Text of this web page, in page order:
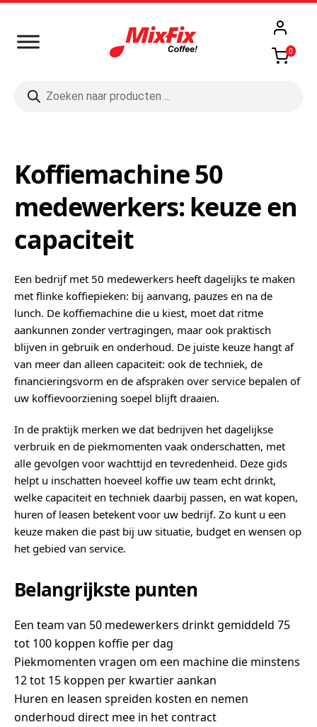
0
zoeken
Koffiemachine 50
medewerkers: keuze en
capaciteit
Een bedrijf met 50 medewerkers heeft dagelijks te maken
met flinke koffiepieken: bij aanvang, pauzes en na de
lunch. De koffiemachine die u kiest, moet dat ritme
aankunnen zonder vertragingen, maar ook praktisch
blijven in gebruik en onderhoud. De juiste keuze hangt af
van meer dan alleen capaciteit: ook de techniek, de
financieringsvorm en de afspraken over service bepalen of
uw koffievoorziening soepel blijft draaien.
In de praktijk merken we dat bedrijven het dagelijkse
verbruik en de piekmomenten vaak onderschatten, met
alle gevolgen voor wachttijd en tevredenheid. Deze gids
helpt u inschatten hoeveel koffie uw team echt drinkt,
welke capaciteit en techniek daarbij passen, en wat kopen,
huren of leasen betekent voor uw bedrijf. Zo kunt u een
keuze maken die past bij uw situatie, budget en wensen op
het gebied van service.
Belangrijkste punten
Een team van 50 medewerkers drinkt gemiddeld 75
tot 100 koppen koffie per dag
Piekmomenten vragen om een machine die minstens
12 tot 15 koppen per kwartier aankan
Huren en leasen spreiden kosten en nemen
onderhoud direct mee in het contract